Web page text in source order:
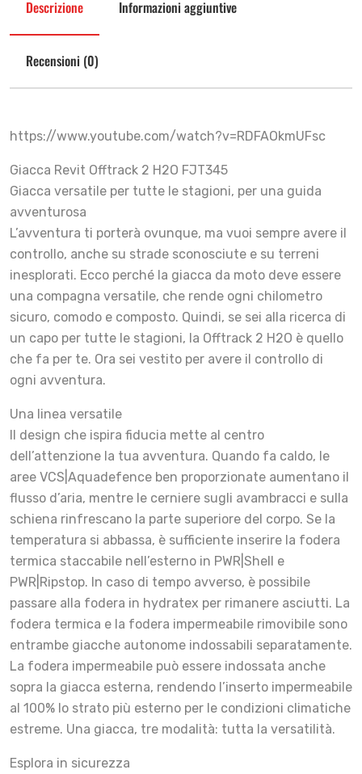
Descrizione Informazioni aggiuntive
Recensioni (0)
https://www.youtube.com/watch?v=RDFAOkmUFsc
Giacca Revit Offtrack 2 H2O FJT345
Giacca versatile per tutte le stagioni, per una guida
avventurosa
L’avventura ti porterà ovunque, ma vuoi sempre avere il
controllo, anche su strade sconosciute e su terreni
inesplorati. Ecco perché la giacca da moto deve essere
una compagna versatile, che rende ogni chilometro
sicuro, comodo e composto. Quindi, se sei alla ricerca di
un capo per tutte le stagioni, la Offtrack 2 H2O è quello
che fa per te. Ora sei vestito per avere il controllo di
ogni avventura.
Una linea versatile
Il design che ispira fiducia mette al centro
dell’attenzione la tua avventura. Quando fa caldo, le
aree VCS|Aquadefence ben proporzionate aumentano il
flusso d’aria, mentre le cerniere sugli avambracci e sulla
schiena rinfrescano la parte superiore del corpo. Se la
temperatura si abbassa, è sufficiente inserire la fodera
termica staccabile nell’esterno in PWR|Shell e
PWR|Ripstop. In caso di tempo avverso, è possibile
passare alla fodera in hydratex per rimanere asciutti. La
fodera termica e la fodera impermeabile rimovibile sono
entrambe giacche autonome indossabili separatamente.
La fodera impermeabile può essere indossata anche
sopra la giacca esterna, rendendo l’inserto impermeabile
al 100% lo strato più esterno per le condizioni climatiche
estreme. Una giacca, tre modalità: tutta la versatilità.
Esplora in sicurezza